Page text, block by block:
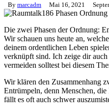
By marcadm Mai 16, 2021
Die zwei Phasen der Ordnung:
Wir schauen uns heute an,
deinem ordentlichen Leben
verknüpft sind. Ich zeige dir
vermeiden solltest bei diesem
Wir klären den Zusammenhang
Entrümpeln, denn Menschen,
fällt es oft auch schwer